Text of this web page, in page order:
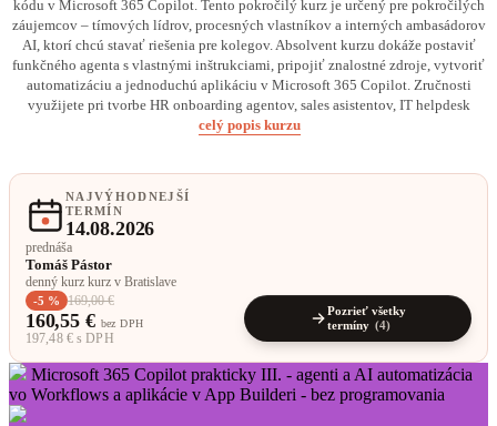
kódu v Microsoft 365 Copilot. Tento pokročilý kurz je určený pre pokročilých
záujemcov – tímových lídrov, procesných vlastníkov a interných ambasádorov
AI, ktorí chcú stavať riešenia pre kolegov. Absolvent kurzu dokáže postaviť
funkčného agenta s vlastnými inštrukciami, pripojiť znalostné zdroje, vytvoriť
automatizáciu a jednoduchú aplikáciu v Microsoft 365 Copilot. Zručnosti
využijete pri tvorbe HR onboarding agentov, sales asistentov, IT helpdesk
celý popis kurzu
NAJVÝHODNEJŠÍ
TERMÍN
14.08.2026
prednáša
Tomáš Pástor
denný kurz kurz v Bratislave
-5 % 169,00 €
160,55 € bez DPH
197,48 € s DPH
Pozrieť všetky
termíny (4)
Microsoft 365 Copilot prakticky III. - agenti a AI automatizácia
vo Workflows a aplikácie v App Builderi - bez programovania